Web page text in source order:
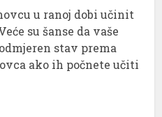
u ranoj dobi učinit
su šanse da vaše
stav prema
ako ih počnete učiti